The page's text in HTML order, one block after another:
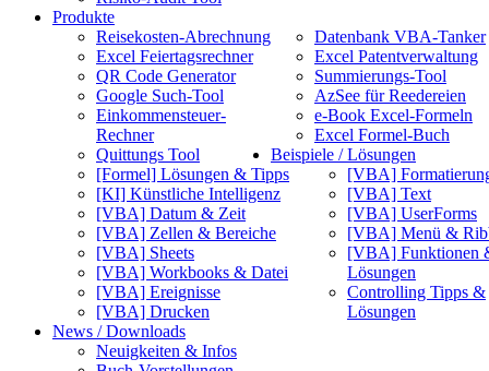
Produkte
Reisekosten-Abrechnung
Excel Feiertagsrechner
QR Code Generator
Google Such-Tool
Einkommensteuer-
Rechner
Quittungs Tool
Datenbank VBA-Tanker
Excel Patentverwaltung
Summierungs-Tool
AzSee für Reedereien
e-Book Excel-Formeln
Excel Formel-Buch
Beispiele / Lösungen
[Formel] Lösungen & Tipps
[KI] Künstliche Intelligenz
[VBA] Datum & Zeit
[VBA] Zellen & Bereiche
[VBA] Sheets
[VBA] Workbooks & Datei
[VBA] Ereignisse
[VBA] Drucken
[VBA]
[VBA] Text
[VBA] UserForms
[VBA] Menü &
[VBA] Funktionen
Lösungen
Controlling Tipps &
Lösungen
News / Downloads
Neuigkeiten & Infos